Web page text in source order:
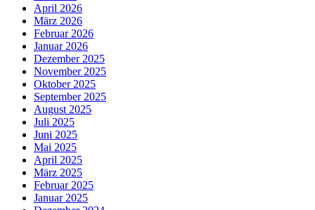
April 2026
März 2026
Februar 2026
Januar 2026
Dezember 2025
November 2025
Oktober 2025
September 2025
August 2025
Juli 2025
Juni 2025
Mai 2025
April 2025
März 2025
Februar 2025
Januar 2025